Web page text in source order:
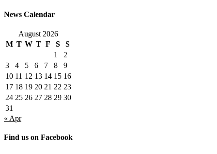
News Calendar
August 2026
M T W T F S
S
1
2
3
4 5 6 7 8
9
10 11 12 13 14 15 16
17 18 19 20 21 22 23
24 25 26 27 28 29 30
31
« Apr
Find us on Facebook